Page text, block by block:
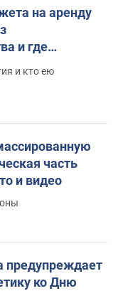
на аренду
и где
и кто ею
часть
и видео
предупреждает
ко Дню